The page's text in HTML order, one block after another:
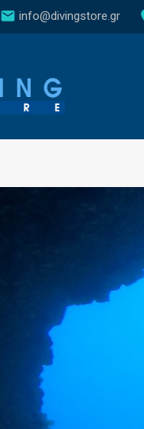
email info@divingstore.gr